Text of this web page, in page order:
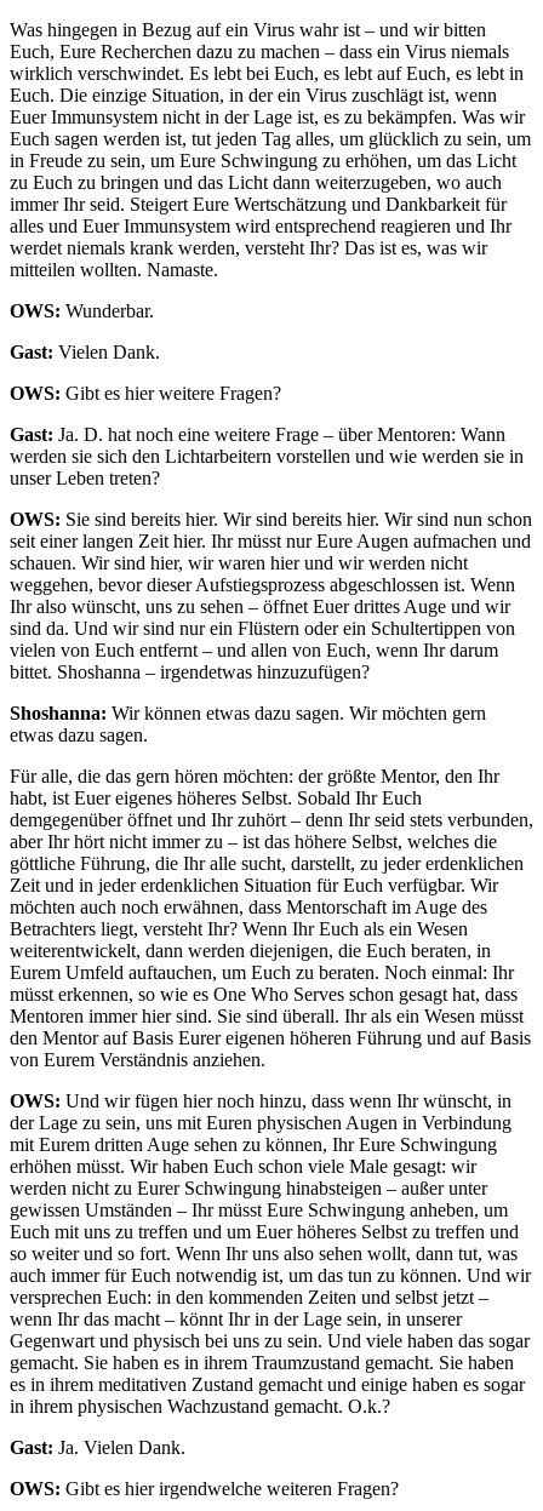
Was hingegen in Bezug auf ein Virus wahr ist – und wir bitten
Euch, Eure Recherchen dazu zu machen – dass ein Virus niemals
wirklich verschwindet. Es lebt bei Euch, es lebt auf Euch, es lebt in
Euch. Die einzige Situation, in der ein Virus zuschlägt ist, wenn
Euer Immunsystem nicht in der Lage ist, es zu bekämpfen. Was wir
Euch sagen werden ist, tut jeden Tag alles, um glücklich zu sein, um
in Freude zu sein, um Eure Schwingung zu erhöhen, um das Licht
zu Euch zu bringen und das Licht dann weiterzugeben, wo auch
immer Ihr seid. Steigert Eure Wertschätzung und Dankbarkeit für
alles und Euer Immunsystem wird entsprechend reagieren und Ihr
werdet niemals krank werden, versteht Ihr? Das ist es, was wir
mitteilen wollten. Namaste.
OWS: Wunderbar.
Gast: Vielen Dank.
OWS: Gibt es hier weitere Fragen?
Gast: Ja. D. hat noch eine weitere Frage – über Mentoren: Wann
werden sie sich den Lichtarbeitern vorstellen und wie werden sie in
unser Leben treten?
OWS: Sie sind bereits hier. Wir sind bereits hier. Wir sind nun schon
seit einer langen Zeit hier. Ihr müsst nur Eure Augen aufmachen und
schauen. Wir sind hier, wir waren hier und wir werden nicht
weggehen, bevor dieser Aufstiegsprozess abgeschlossen ist. Wenn
Ihr also wünscht, uns zu sehen – öffnet Euer drittes Auge und wir
sind da. Und wir sind nur ein Flüstern oder ein Schultertippen von
vielen von Euch entfernt – und allen von Euch, wenn Ihr darum
bittet. Shoshanna – irgendetwas hinzuzufügen?
Shoshanna: Wir können etwas dazu sagen. Wir möchten gern
etwas dazu sagen.
Für alle, die das gern hören möchten: der größte Mentor, den Ihr
habt, ist Euer eigenes höheres Selbst. Sobald Ihr Euch
demgegenüber öffnet und Ihr zuhört – denn Ihr seid stets verbunden,
aber Ihr hört nicht immer zu – ist das höhere Selbst, welches die
göttliche Führung, die Ihr alle sucht, darstellt, zu jeder erdenklichen
Zeit und in jeder erdenklichen Situation für Euch verfügbar. Wir
möchten auch noch erwähnen, dass Mentorschaft im Auge des
Betrachters liegt, versteht Ihr? Wenn Ihr Euch als ein Wesen
weiterentwickelt, dann werden diejenigen, die Euch beraten, in
Eurem Umfeld auftauchen, um Euch zu beraten. Noch einmal: Ihr
müsst erkennen, so wie es One Who Serves schon gesagt hat, dass
Mentoren immer hier sind. Sie sind überall. Ihr als ein Wesen müsst
den Mentor auf Basis Eurer eigenen höheren Führung und auf Basis
von Eurem Verständnis anziehen.
OWS: Und wir fügen hier noch hinzu, dass wenn Ihr wünscht, in
der Lage zu sein, uns mit Euren physischen Augen in Verbindung
mit Eurem dritten Auge sehen zu können, Ihr Eure Schwingung
erhöhen müsst. Wir haben Euch schon viele Male gesagt: wir
werden nicht zu Eurer Schwingung hinabsteigen – außer unter
gewissen Umständen – Ihr müsst Eure Schwingung anheben, um
Euch mit uns zu treffen und um Euer höheres Selbst zu treffen und
so weiter und so fort. Wenn Ihr uns also sehen wollt, dann tut, was
auch immer für Euch notwendig ist, um das tun zu können. Und wir
versprechen Euch: in den kommenden Zeiten und selbst jetzt –
wenn Ihr das macht – könnt Ihr in der Lage sein, in unserer
Gegenwart und physisch bei uns zu sein. Und viele haben das sogar
gemacht. Sie haben es in ihrem Traumzustand gemacht. Sie haben
es in ihrem meditativen Zustand gemacht und einige haben es sogar
in ihrem physischen Wachzustand gemacht. O.k.?
Gast: Ja. Vielen Dank.
OWS: Gibt es hier irgendwelche weiteren Fragen?